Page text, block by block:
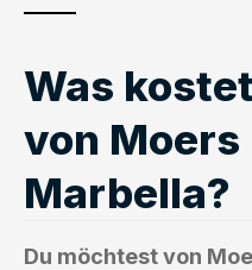
Was
von Moers
Marbella?
Du möchtest von